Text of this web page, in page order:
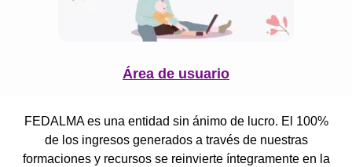
Área de usuario
FEDALMA es una entidad sin ánimo de lucro. El 100%
de los ingresos generados a través de nuestras
formaciones y recursos se reinvierte íntegramente en la